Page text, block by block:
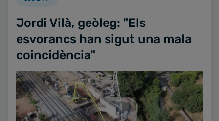
Jordi Vilà, geòleg: "Els
esvorancs han sigut una mala
coincidència"